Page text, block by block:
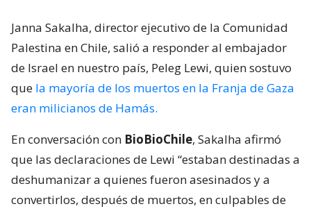
Janna Sakalha, director ejecutivo de la Comunidad
Palestina en Chile, salió a responder al embajador
de Israel en nuestro país, Peleg Lewi, quien sostuvo
que la mayoría de los muertos en la Franja de Gaza
eran milicianos de Hamás.
En conversación con BioBioChile, Sakalha afirmó
que las declaraciones de Lewi “estaban destinadas a
deshumanizar a quienes fueron asesinados y a
convertirlos, después de muertos, en culpables de